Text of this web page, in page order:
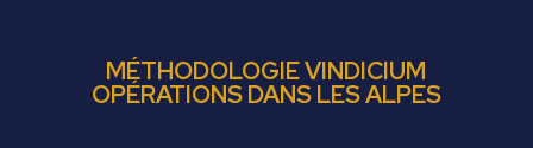
MÉTHODOLOGIE VINDICIUM
OPÉRATIONS DANS LES ALPES